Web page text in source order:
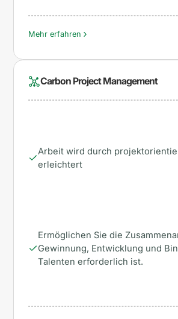
Mehr erfahren
Carbon Project Management
Arbeit wird durch
erleichtert
Ermöglichen Sie die
Gewinnung, Entwicklung und
Talenten erforderlich ist.